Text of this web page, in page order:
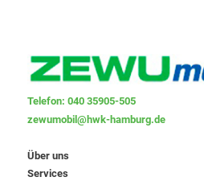
Telefon: 040 35905-505
zewumobil@hwk-hamburg.de
Über uns
Services